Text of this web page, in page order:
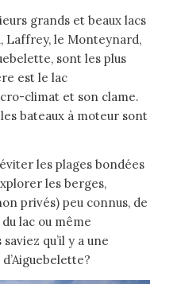
grands et beaux lacs
Laffrey, le Monteynard,
sont les plus
est le lac
climat et son clame.
bateaux à moteur sont
les plages bondées
les berges,
privés) peu connus, de
lac ou même
qu’il y a une